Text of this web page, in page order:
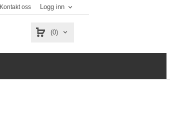
Kontakt oss Logg inn
(0)